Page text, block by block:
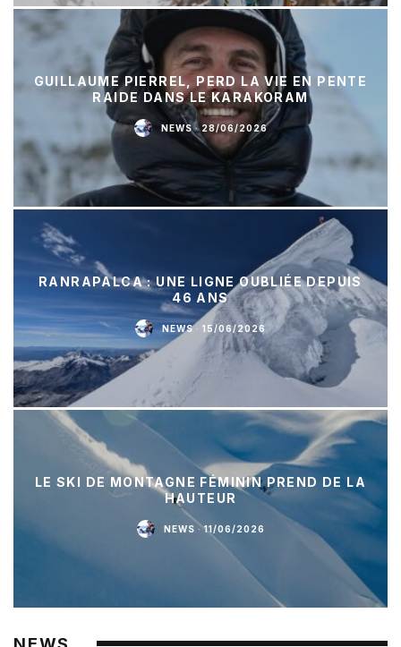
GUILLAUME PIERREL, PERD LA VIE EN PENTE
RAIDE DANS LE KARAKORAM
NEWS · 28/06/2026
RANRAPALCA : UNE LIGNE OUBLIÉE DEPUIS
46 ANS
NEWS · 15/06/2026
LE SKI DE MONTAGNE FÉMININ PREND DE LA
HAUTEUR
NEWS · 11/06/2026